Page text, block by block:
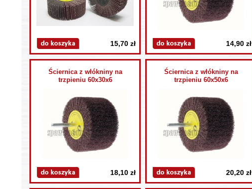
15,70 zł 14,90 zł
Ściernica z włókniny na
trzpieniu 60x30x6
18,10 zł
Ściernica z włókniny na
trzpieniu 60x50x6
20,20 zł